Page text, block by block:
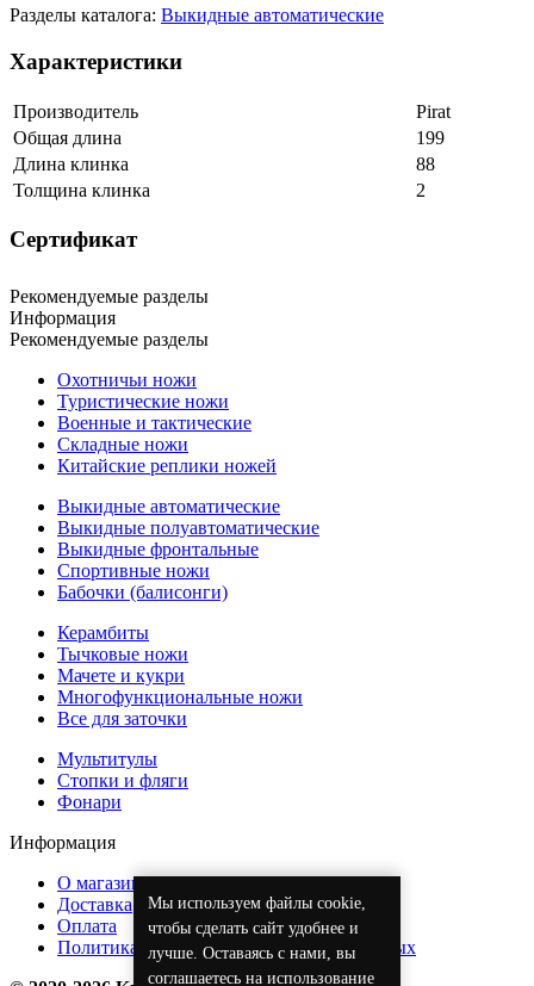
Мы используем файлы cookie,
чтобы сделать сайт удобнее и
лучше. Оставаясь с нами, вы
соглашаетесь на использование
Разделы каталога: Выкидные автоматические
Характеристики
Производитель
Pirat
Общая длина
199
Длина клинка
88
Толщина клинка
2
Сертификат
Рекомендуемые разделы
Информация
Рекомендуемые разделы
Охотничьи ножи
Туристические ножи
Военные и тактические
Складные ножи
Китайские реплики ножей
Выкидные автоматические
Выкидные полуавтоматические
Выкидные фронтальные
Спортивные ножи
Бабочки (балисонги)
Керамбиты
Тычковые ножи
Мачете и кукри
Многофункциональные ножи
Все для заточки
Мультитулы
Стопки и фляги
Фонари
Информация
О магазине
Доставка
Оплата
Политика обработки персональных данных